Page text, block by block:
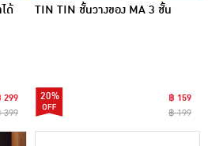
ด้
299
399
TIN TIN ชั้นวางของ MA 3 ชั้น
20%
฿ 159
฿ 199